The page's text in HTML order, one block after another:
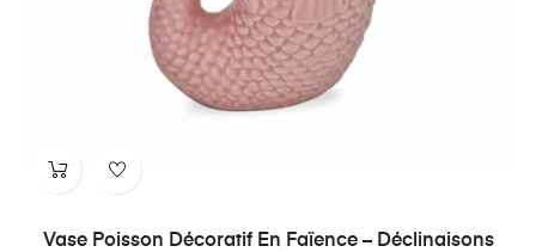
Vase Poisson Décoratif En Faïence – Déclinaisons